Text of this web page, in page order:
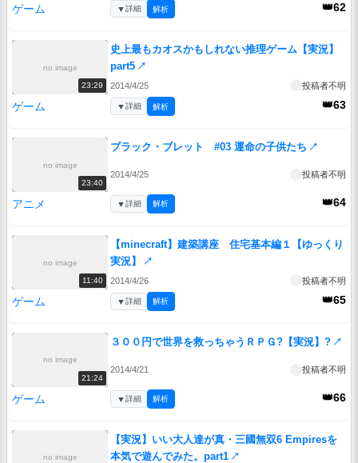
ゲーム 👑62
▼詳細 解析
no image
23:29
史上最もカオスかもしれない推理ゲーム【実況】
part5 ↗
2014/4/25 投稿者不明
ゲーム 👑63
▼詳細 解析
no image
23:40
ブラック・ブレット #03 運命の子供たち ↗
2014/4/25 投稿者不明
アニメ 👑64
▼詳細 解析
no image
11:40
【minecraft】建築講座 住宅基本編１【ゆっくり
実況】
↗
2014/4/26 投稿者不明
ゲーム 👑65
▼詳細 解析
no image
21:24
３００円で世界を救っちゃうＲＰＧ?【実況】? ↗
2014/4/21 投稿者不明
ゲーム 👑66
▼詳細 解析
no image
【実況】いい大人達が真・三國無双6 Empiresを
本気で遊んでみた。part1 ↗